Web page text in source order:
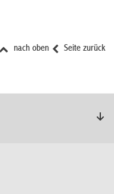
Seite zurück
nach oben